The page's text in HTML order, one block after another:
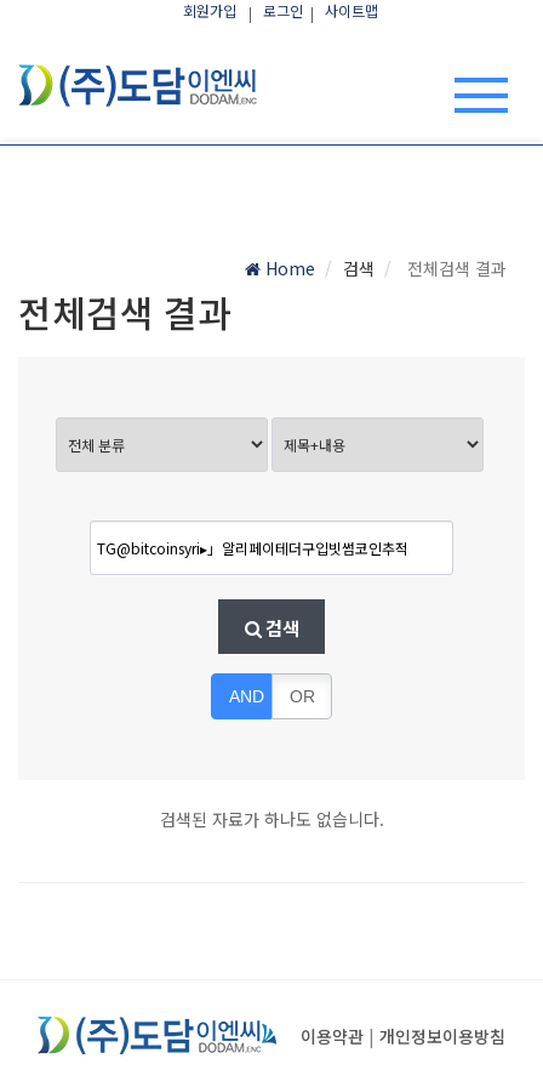
회원가입 로그인 사이트맵
Home 검색 전체검색 결과
전체검색 결과
검색
AND OR
검색된 자료가 하나도 없습니다.
이용약관 | 개인정보이용방침